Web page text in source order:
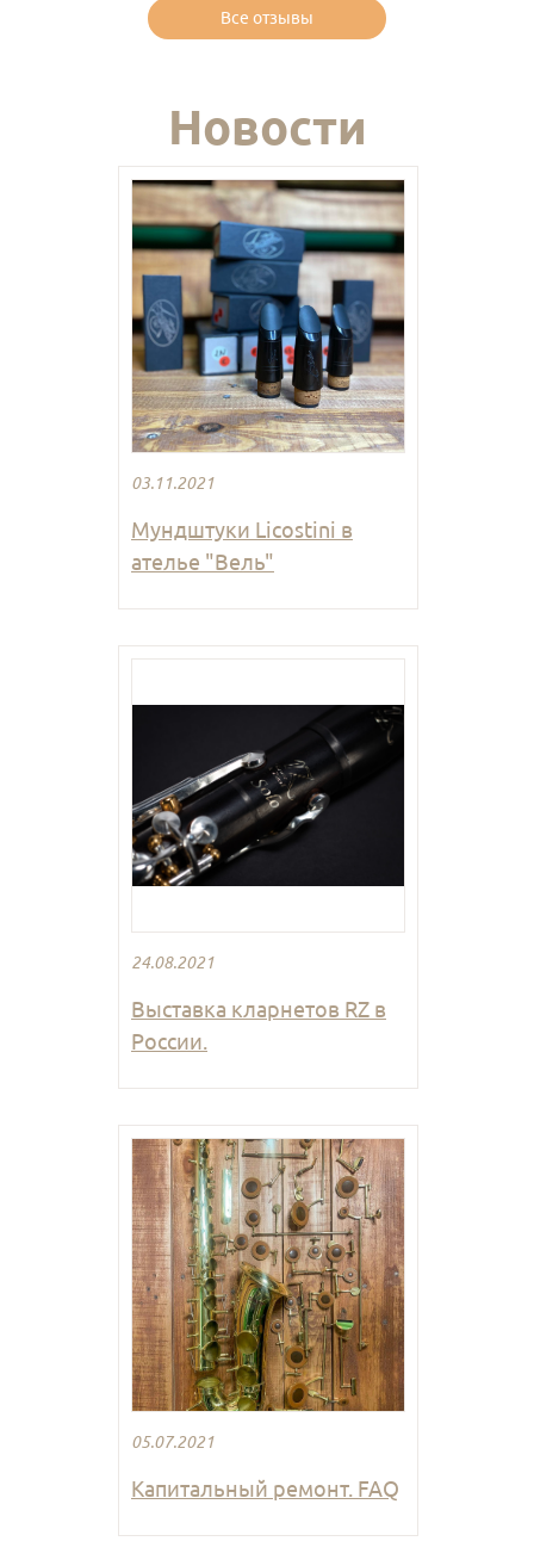
Все отзывы
Новости
03.11.2021
Мундштуки Licostini в
ателье "Вель"
24.08.2021
Выставка кларнетов RZ в
России.
05.07.2021
Капитальный ремонт. FAQ